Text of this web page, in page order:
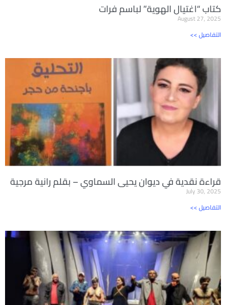
كتاب “اغتيال الهوية” لباسم فرات
August 27, 2025
<< التفاصيل
قراءة نقدية في ديوان يحيى السماوي – بقلم رانية مرجية
July 30, 2025
<< التفاصيل